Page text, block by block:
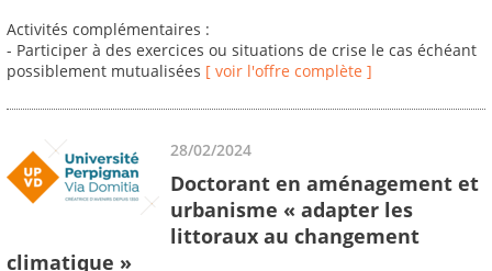
Activités complémentaires :
- Participer à des exercices ou situations de crise le cas échéant
possiblement mutualisées [ voir l'offre complète ]
28/02/2024
Doctorant en aménagement et
urbanisme « adapter les
littoraux au changement
climatique »